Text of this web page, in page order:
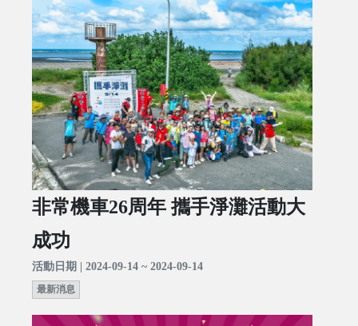
非常機車26周年 攜手淨灘活動大
成功
活動日期 | 2024-09-14 ~ 2024-09-14
最新消息